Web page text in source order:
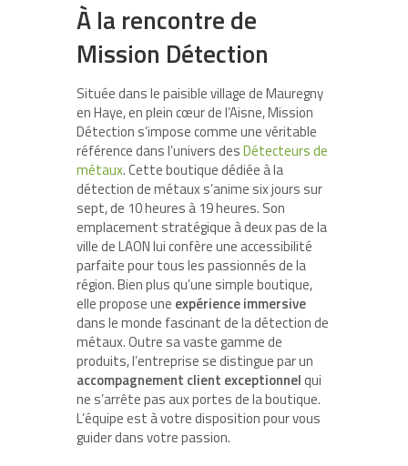
À la rencontre de
Mission Détection
Située dans le paisible village de Mauregny
en Haye, en plein cœur de l’Aisne, Mission
Détection s’impose comme une véritable
référence dans l’univers desDétecteurs de
métaux. Cette boutique dédiée à la
détection de métaux s’anime six jours sur
sept, de 10 heures à 19 heures. Son
emplacement stratégique à deux pas de la
ville de LAON lui confère une accessibilité
parfaite pour tous les passionnés de la
région. Bien plus qu’une simple boutique,
elle propose une expérience immersive
dans le monde fascinant de la détection de
métaux. Outre sa vaste gamme de
produits, l’entreprise se distingue par un
accompagnement client exceptionnelqui
ne s’arrête pas aux portes de la boutique.
L’équipe est à votre disposition pour vous
guider dans votre passion.